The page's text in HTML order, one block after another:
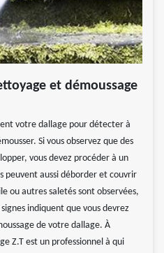
et démoussage
votre dallage pour détecter à
Si vous observez que des
vous devez procéder à un
peuvent aussi déborder et couvrir
ou autres saletés sont observées,
indiquent que vous devrez
de votre dallage. À
Z.T est un professionnel à qui